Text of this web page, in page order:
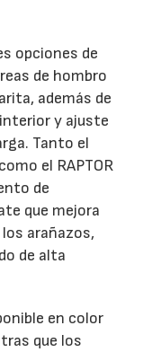
opciones de
de hombro
además de
y ajuste
Tanto el
el RAPTOR
de
que mejora
arañazos,
de alta
en color
que los